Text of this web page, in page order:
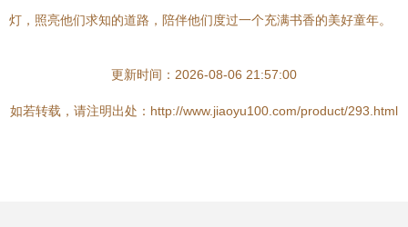
灯，照亮他们求知的道路，陪伴他们度过一个充满书香的美好童年。
更新时间：2026-08-06 21:57:00
如若转载，请注明出处：http://www.jiaoyu100.com/product/293.html